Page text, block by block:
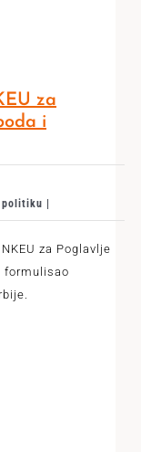
za
i
|
za Poglavlje
formulisao